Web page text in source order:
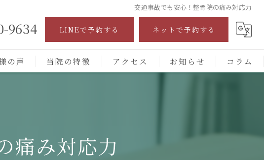
交通事故でも安心！整骨院の痛み対応力
9634 LINEで予約する ネットで予約する
の声 当院の特徴
保険施術
アクセス お知らせ コラム
痛み対応力